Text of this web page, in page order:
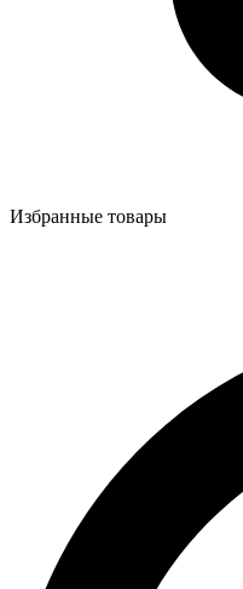
Избранные товары